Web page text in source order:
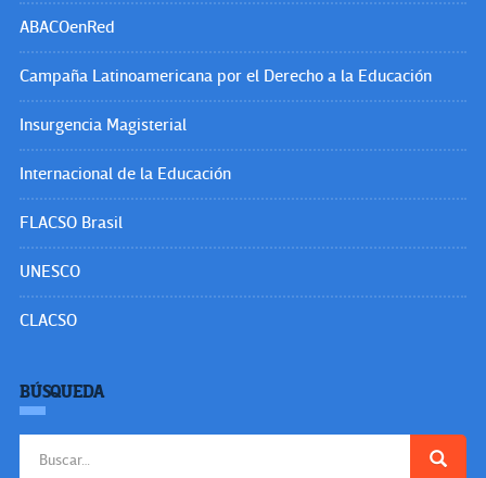
ABACOenRed
Campaña Latinoamericana por el Derecho a la Educación
Insurgencia Magisterial
Internacional de la Educación
FLACSO Brasil
UNESCO
CLACSO
BÚSQUEDA